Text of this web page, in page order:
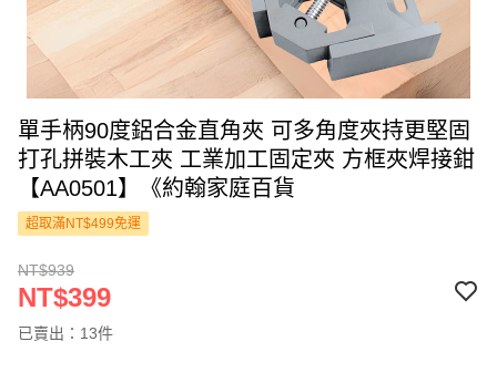
單手柄90度鋁合金直角夾 可多角度夾持更堅固
打孔拼裝木工夾 工業加工固定夾 方框夾焊接鉗
【AA0501】《約翰家庭百貨
超取滿NT$499免運
NT$939
NT$399
已賣出：13件